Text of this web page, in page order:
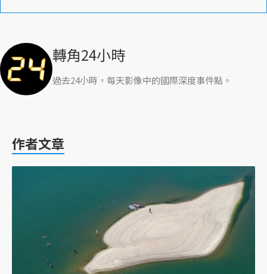
轉角24小時
過去24小時，每天影像中的國際深度事件點。
作者文章